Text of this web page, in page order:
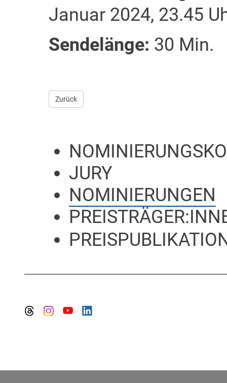
Januar 2024, 23.45
Sendelänge: 30 Min.
Zurück
JURY
NOMINIERUNGEN